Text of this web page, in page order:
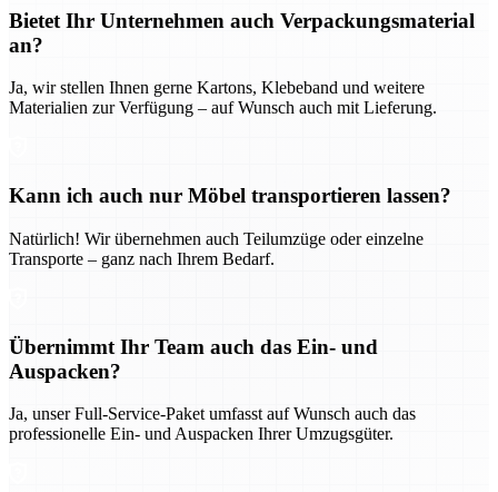
Bietet Ihr Unternehmen auch Verpackungsmaterial
an?
Ja, wir stellen Ihnen gerne Kartons, Klebeband und weitere
Materialien zur Verfügung – auf Wunsch auch mit Lieferung.
Kann ich auch nur Möbel transportieren lassen?
Natürlich! Wir übernehmen auch Teilumzüge oder einzelne
Transporte – ganz nach Ihrem Bedarf.
Übernimmt Ihr Team auch das Ein- und
Auspacken?
Ja, unser Full-Service-Paket umfasst auf Wunsch auch das
professionelle Ein- und Auspacken Ihrer Umzugsgüter.